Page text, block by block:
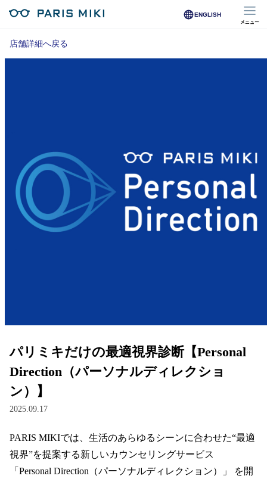
ENGLISH
メニュー
マイページ
店舗を探す
店舗検索/来店予約
商品を探す
サングラス
補聴器
コンタクトレンズ
グッズ・小物
ブランドを探す
店舗詳細へ戻る
パリミキだけの最適視界診断【Personal
Direction（パーソナルディレクショ
ン）】
2025.09.17
PARIS MIKIでは、生活のあらゆるシーンに合わせた“最適
視界”を提案する新しいカウンセリングサービス
「Personal Direction（パーソナルディレクション）」 を開